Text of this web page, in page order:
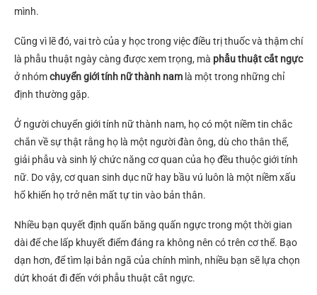
mình.
Cũng vì lẽ đó, vai trò của y học trong việc điều trị thuốc và thậm chí
là phẫu thuật ngày càng được xem trọng, mà phẫu thuật cắt ngực
ở nhómchuyển giới tính nữ thành nam là một trong những chỉ
định thường gặp.
Ở người chuyển giới tính nữ thành nam, họ có một niềm tin chắc
chắn về sự thật rằng họ là một người đàn ông, dù cho thân thể,
giải phẫu và sinh lý chức năng cơ quan của họ đều thuộc giới tính
nữ. Do vậy, cơ quan sinh dục nữ hay bầu vú luôn là một niềm xấu
hổ khiến họ trở nên mất tự tin vào bản thân.
Nhiều bạn quyết định quấn băng quấn ngực trong một thời gian
dài để che lấp khuyết điểm đáng ra không nên có trên cơ thể. Bạo
dạn hơn, để tìm lại bản ngã của chính mình, nhiều bạn sẽ lựa chọn
dứt khoát đi đến với phẫu thuật cắt ngực.